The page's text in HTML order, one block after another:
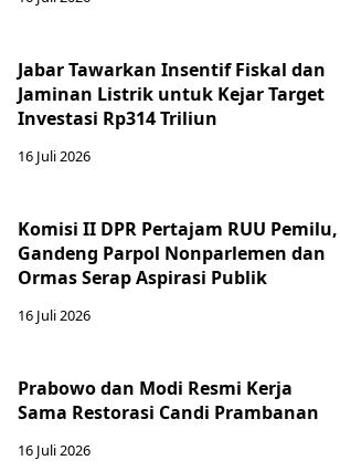
Jabar Tawarkan Insentif Fiskal dan
Jaminan Listrik untuk Kejar Target
Investasi Rp314 Triliun
16 Juli 2026
Komisi II DPR Pertajam RUU Pemilu,
Gandeng Parpol Nonparlemen dan
Ormas Serap Aspirasi Publik
16 Juli 2026
Prabowo dan Modi Resmi Kerja
Sama Restorasi Candi Prambanan
16 Juli 2026